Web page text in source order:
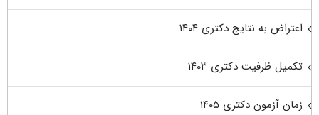
اعتراض به نتایج دکتری ۱۴۰۴
تکمیل ظرفیت دکتری ۱۴۰۳
زمان آزمون دکتری ۱۴۰۵